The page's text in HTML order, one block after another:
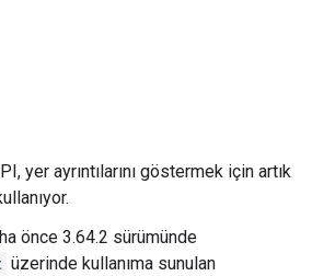
yer ayrıntılarını göstermek için artık
önce 3.64.2 sürümünde
üzerinde kullanıma sunulan